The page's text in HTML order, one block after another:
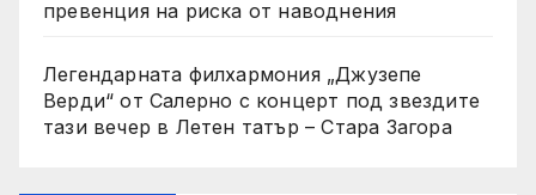
превенция на риска от наводнения
Легендарната филхармония „Джузепе
Верди“ от Салерно с концерт под звездите
тази вечер в Летен татър – Стара Загора